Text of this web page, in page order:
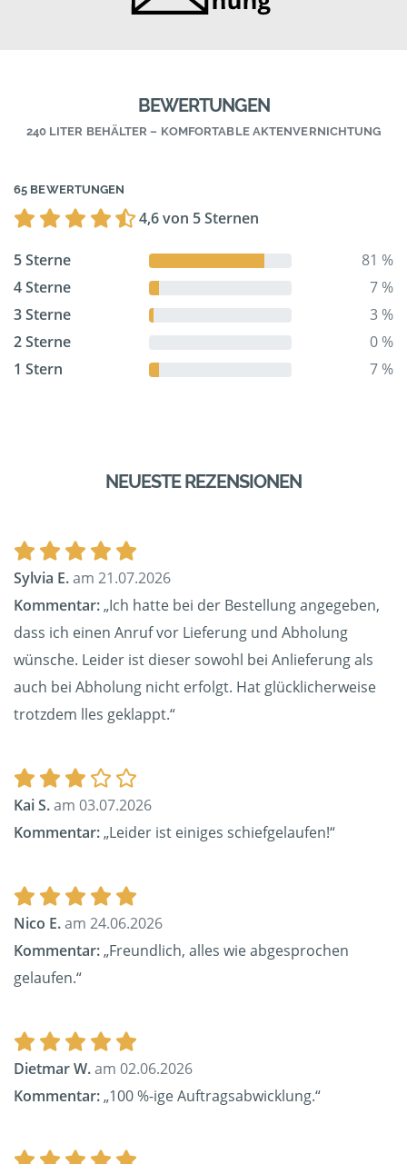
BEWERTUNGEN
240 LITER BEHÄLTER – KOMFORTABLE AKTENVERNICHTUNG
65 BEWERTUNGEN
4,6 von 5 Sternen
5 Sterne
81 %
4 Sterne
7 %
3 Sterne
3 %
2 Sterne
0 %
1 Stern
7 %
NEUESTE REZENSIONEN
Sylvia E.am 21.07.2026
Kommentar:„Ich hatte bei der Bestellung angegeben,
dass ich einen Anruf vor Lieferung und Abholung
wünsche. Leider ist dieser sowohl bei Anlieferung als
auch bei Abholung nicht erfolgt. Hat glücklicherweise
trotzdem lles geklappt.“
Kai S.am 03.07.2026
Kommentar:„Leider ist einiges schiefgelaufen!“
Nico E.am 24.06.2026
Kommentar:„Freundlich, alles wie abgesprochen
gelaufen.“
Dietmar W.am 02.06.2026
Kommentar:„100 %-ige Auftragsabwicklung.“